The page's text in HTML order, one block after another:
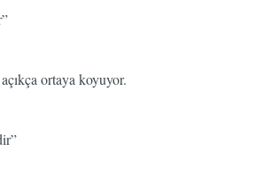
ortaya koyuyor.